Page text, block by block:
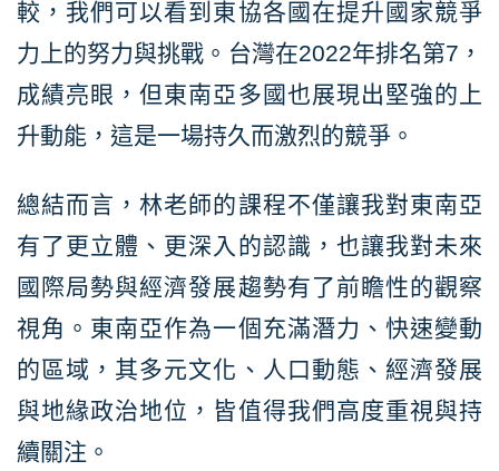
較，我們可以看到東協各國在提升國家競爭
力上的努力與挑戰。台灣在2022年排名第7，
成績亮眼，但東南亞多國也展現出堅強的上
升動能，這是一場持久而激烈的競爭。
總結而言，林老師的課程不僅讓我對東南亞
有了更立體、更深入的認識，也讓我對未來
國際局勢與經濟發展趨勢有了前瞻性的觀察
視角。東南亞作為一個充滿潛力、快速變動
的區域，其多元文化、人口動態、經濟發展
與地緣政治地位，皆值得我們高度重視與持
續關注。